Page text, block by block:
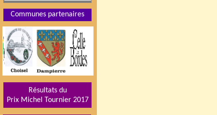
Communes partenaires
Résultats du
Prix Michel Tournier 2017